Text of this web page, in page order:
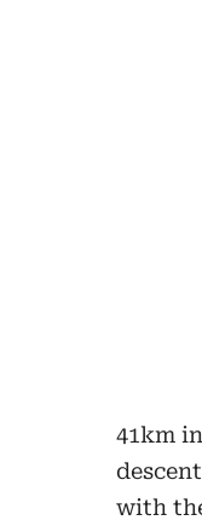
41km
with